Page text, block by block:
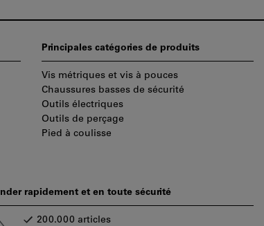
Principales catégories de produits
Vis métriques et vis à pouces
Chaussures basses de sécurité
Outils électriques
Outils de perçage
Pied à coulisse
rapidement et en toute sécurité
200.000 articles